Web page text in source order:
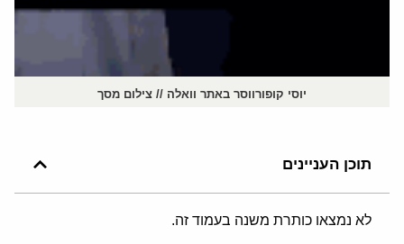
יוסי קופורווסר באתר וואלה // צילום מסך
תוכן העניינים
לא נמצאו כותרת משנה בעמוד זה.